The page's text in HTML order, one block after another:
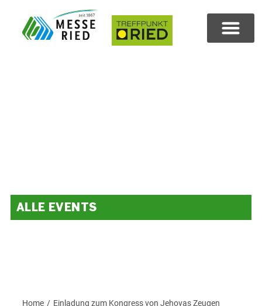
ALLE EVENTS
Home / Einladung zum Kongress von Jehovas Zeugen